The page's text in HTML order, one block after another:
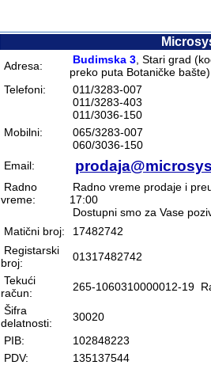
Adresa: Budimska 3 , Stari grad
preko puta Botaničke bašte)
Telefoni:
011/3283-007
011/3283-403
011/3036-150
Mobilni:
065/3283-007
060/3036-150
Email:
Radno
vreme:
Radno vreme prodaje i
17:00
Dostupni smo za Vase
Matični broj:
17482742
Registarski
broj:
01317482742
Tekući
račun:
265-1060310000012-19
Šifra
delatnosti:
30020
PIB:
102848223
PDV:
135137544